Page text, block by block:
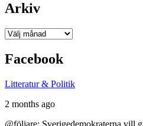
Arkiv
Arkiv
Facebook
Litteratur & Politik
2 months ago
@följare: Sverigedemokraterna vill